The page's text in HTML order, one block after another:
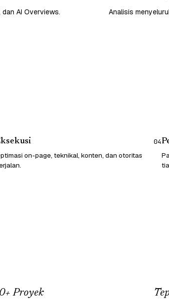
dan AI Overviews. Analisis
on-page, teknikal, konten, dan otoritas
04
Proyek